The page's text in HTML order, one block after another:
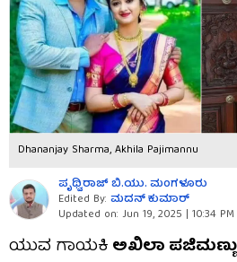
Dhananjay Sharma, Akhila Pajimannu
ಪೃಥ್ವಿರಾಜ್​ ಬಿ.ಯು. ಮಂಗಳೂರು
Edited By: ಮದನ್​ ಕುಮಾರ್​
Updated on: Jun 19, 2025 | 10:34 PM
ಯುವ ಗಾಯಕಿಅಖಿಲಾ ಪಜಿಮಣ್ಣು